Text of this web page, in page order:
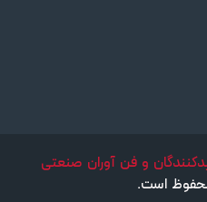
و فن آوران صنعتی
است.